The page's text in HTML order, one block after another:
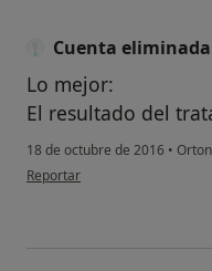
Cuenta eliminada
Lo mejor:
El resultado del
18 de octubre de 2016 •
en opinión del usuario Cuenta
Reportar